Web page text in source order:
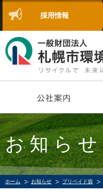
採用情報
お知らせ
ホーム お知らせ プリペイド袋